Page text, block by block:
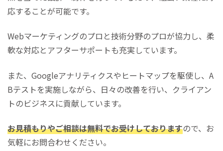
応することが可能です。
Webマーケティングのプロと技術分野のプロが協力し、柔
軟な対応とアフターサポートも充実しています。
また、Googleアナリティクスやヒートマップを駆使し、A
Bテストを実施しながら、日々の改善を行い、クライアン
トのビジネスに貢献しています。
お見積もりやご相談は無料でお受けしておりますので、お
気軽にお問合わせください。